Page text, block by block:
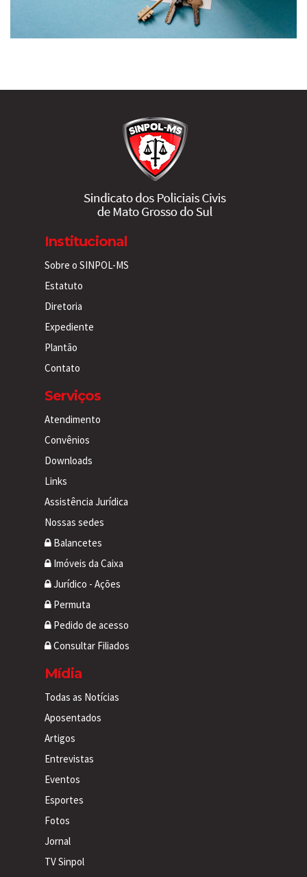
Institucional
Sobre o SINPOL-MS
Estatuto
Diretoria
Expediente
Plantão
Contato
Serviços
Atendimento
Convênios
Downloads
Links
Assistência Jurídica
Nossas sedes
Balancetes
Imóveis da Caixa
Jurídico - Ações
Permuta
Pedido de acesso
Consultar Filiados
Mídia
Todas as Notícias
Aposentados
Artigos
Entrevistas
Eventos
Esportes
Fotos
Jornal
TV Sinpol